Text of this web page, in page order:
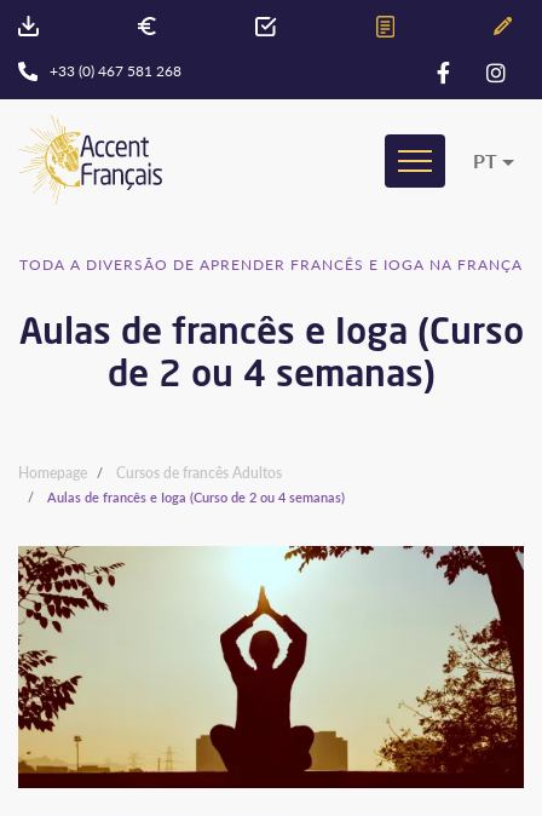
+33 (0) 467 581 268
PT
TODA A DIVERSÃO DE APRENDER FRANCÊS E IOGA NA FRANÇA
Aulas de francês e Ioga (Curso
de 2 ou 4 semanas)
Homepage Cursos de francês Adultos
Aulas de francês e Ioga (Curso de 2 ou 4 semanas)